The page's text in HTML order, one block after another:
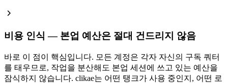
비용 인식 — 본업 예산은 절대 건드리지 않음
바로 이 점이 핵심입니다. 모든 계정은 각자 자신의 구독 쿼터
를 태우므로, 작업을 분산해도 본업 세션에 쓰고 있는 예산을
잠식하지 않습니다. clikae는 어떤 탱크가 사용 중인지, 어떤 로